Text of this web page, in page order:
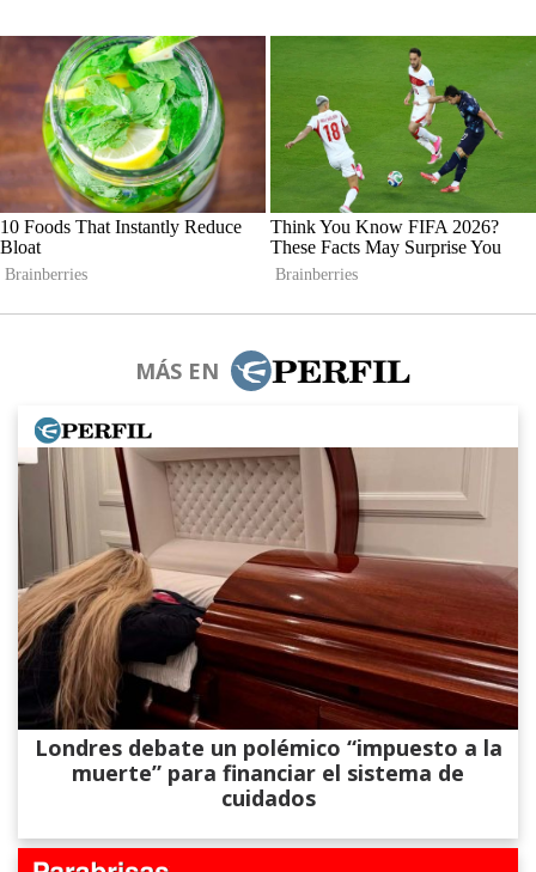
MÁS EN
Londres debate un polémico “impuesto a la
muerte” para financiar el sistema de
cuidados